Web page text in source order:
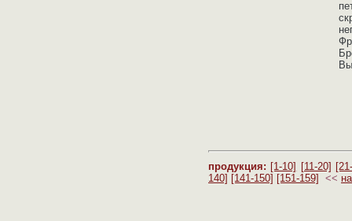
продукция: [1-10] [11-20]
140] [141-150] [151-159] <<